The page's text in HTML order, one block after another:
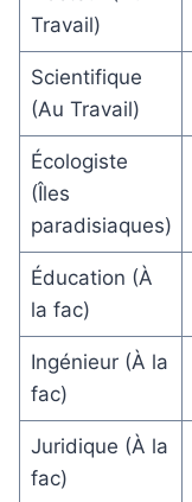
Travail)
Scientifique
(Au Travail)
Écologiste
(Îles
paradisiaques)
Éducation (À
la fac)
Ingénieur (À la
fac)
Juridique (À la
fac)